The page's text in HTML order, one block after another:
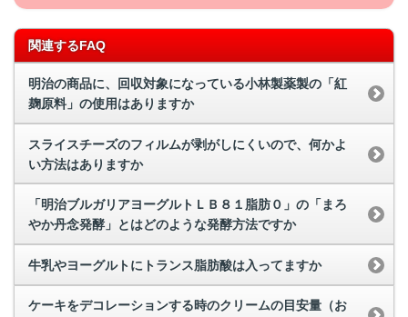
関連するFAQ
明治の商品に、回収対象になっている小林製薬製の「紅
麹原料」の使用はありますか
スライスチーズのフィルムが剥がしにくいので、何かよ
い方法はありますか
「明治ブルガリアヨーグルトＬＢ８１脂肪０」の「まろ
やか丹念発酵」とはどのような発酵方法ですか
牛乳やヨーグルトにトランス脂肪酸は入ってますか
ケーキをデコレーションする時のクリームの目安量（お